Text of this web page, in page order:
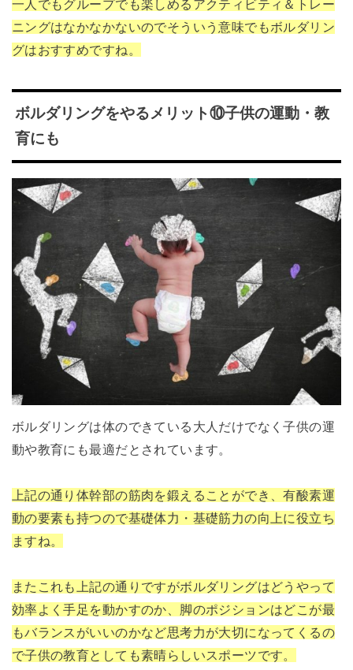
一人でもグループでも楽しめるアクティビティ＆トレー
ニングはなかなかないのでそういう意味でもボルダリン
グはおすすめですね。
ボルダリングをやるメリット⑩子供の運動・教
育にも
ボルダリングは体のできている大人だけでなく子供の運
動や教育にも最適だとされています。
上記の通り体幹部の筋肉を鍛えることができ、有酸素運
動の要素も持つので基礎体力・基礎筋力の向上に役立ち
ますね。
またこれも上記の通りですがボルダリングはどうやって
効率よく手足を動かすのか、脚のポジションはどこが最
もバランスがいいのかなど思考力が大切になってくるの
で子供の教育としても素晴らしいスポーツです。